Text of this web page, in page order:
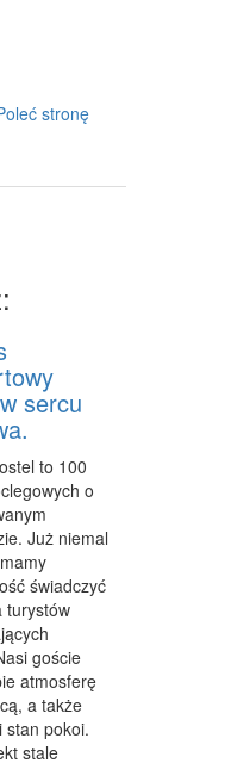
REKREACYJNE
stronę
sercu
to 100
o
Już niemal
świadczyć
turystów
goście
atmosferę
a także
stan pokoi.
stale